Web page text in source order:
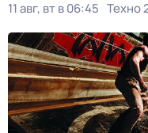
11 авг, вт в 06:45 Техно